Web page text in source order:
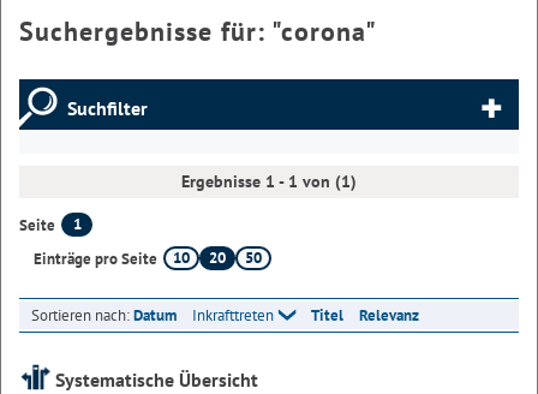
Suchergebnisse für: "corona"
Suchfilter
Ergebnisse 1 - 1 von (1)
Seite
1
Einträge pro Seite
10 20 50
Sortieren nach:Datum Inkrafttreten Titel Relevanz
Systematische Übersicht